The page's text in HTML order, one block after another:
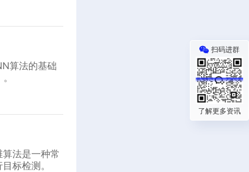
算法的基础
法是一种常
标检测。
扫码进群
了解更多资讯